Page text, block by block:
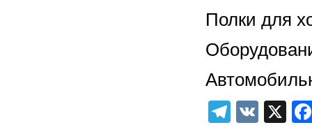
Полки для
VK X